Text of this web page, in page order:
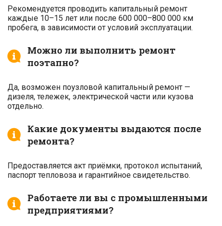
Рекомендуется проводить капитальный ремонт
каждые 10–15 лет или после 600 000–800 000 км
пробега, в зависимости от условий эксплуатации.
Можно ли выполнить ремонт
поэтапно?
Да, возможен поузловой капитальный ремонт —
дизеля, тележек, электрической части или кузова
отдельно.
Какие документы выдаются после
ремонта?
Предоставляется акт приёмки, протокол испытаний,
паспорт тепловоза и гарантийное свидетельство.
Работаете ли вы с промышленными
предприятиями?